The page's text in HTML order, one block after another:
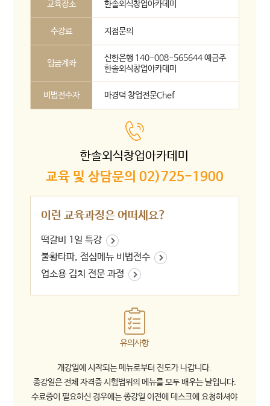
교육장소 한솔외식창업아카데미
수강료 지점문의
입금계좌
신한은행 140-008-565644 예금주
한솔외식창업아카데미
비법전수자 마경덕 창업전문Chef
한솔외식창업아카데미
교육 및 상담문의 02)725-1900
이런 교육과정은 어떠세요?
떡갈비 1일 특강
불황타파, 점심메뉴 비법전수
업소용 김치 전문 과정
유의사항
개강일에 시작되는 메뉴로부터 진도가 나갑니다.
종강일은 전체 자격증 시험범위의 메뉴를 모두 배우는 날입니다.
수료증이 필요하신 경우에는 종강일 이전에 데스크에 요청하셔야